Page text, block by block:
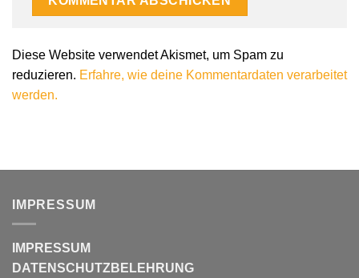
Diese Website verwendet Akismet, um Spam zu
reduzieren. Erfahre, wie deine Kommentardaten verarbeitet
werden.
IMPRESSUM
IMPRESSUM
DATENSCHUTZBELEHRUNG